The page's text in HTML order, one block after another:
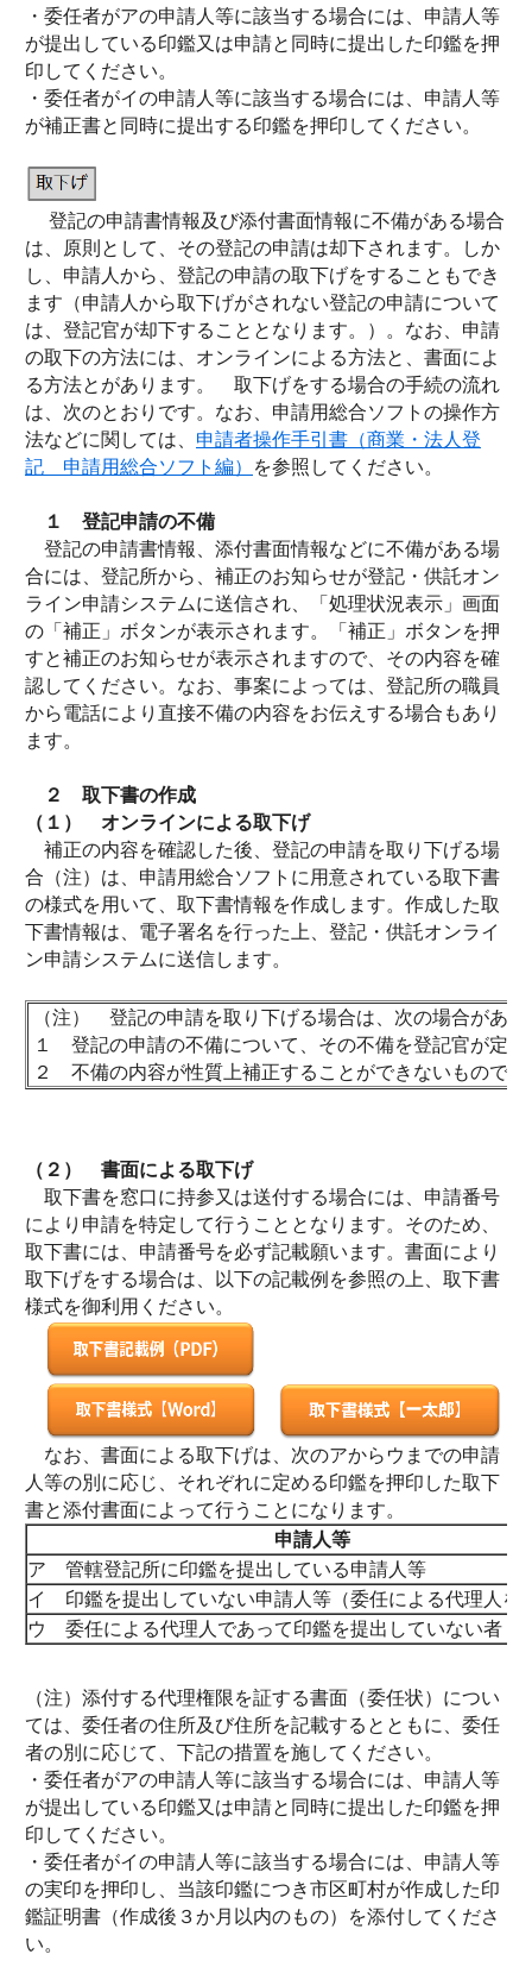
・委任者がアの申請人等に該当する場合には、申請人等
が提出している印鑑又は申請と同時に提出した印鑑を押
印してください。
・委任者がイの申請人等に該当する場合には、申請人等
が補正書と同時に提出する印鑑を押印してください。
登記の申請書情報及び添付書面情報に不備がある場合
は、原則として、その登記の申請は却下されます。しか
し、申請人から、登記の申請の取下げをすることもでき
ます（申請人から取下げがされない登記の申請について
は、登記官が却下することとなります。）。なお、申請
の取下の方法には、オンラインによる方法と、書面によ
る方法とがあります。 取下げをする場合の手続の流れ
は、次のとおりです。なお、申請用総合ソフトの操作方
法などに関しては、 申請者操作手引書（商業・法人登
記 申請用総合ソフト編）
を参照してください。
１ 登記申請の不備
登記の申請書情報、添付書面情報などに不備がある場
合には、登記所から、補正のお知らせが登記・供託オン
ライン申請システムに送信され、「処理状況表示」画面
の「補正」ボタンが表示されます。「補正」ボタンを押
すと補正のお知らせが表示されますので、その内容を確
認してください。なお、事案によっては、登記所の職員
から電話により直接不備の内容をお伝えする場合もあり
ます。
２ 取下書の作成
（１） オンラインによる取下げ
補正の内容を確認した後、登記の申請を取り下げる場
合（注）は、申請用総合ソフトに用意されている取下書
の様式を用いて、取下書情報を作成します。作成した取
下書情報は、電子署名を行った上、登記・供託オンライ
ン申請システムに送信します。
（注） 登記の申請を取り下げる場合は、次の場合があり
１ 登記の申請の不備について、その不備を登記官が定
２ 不備の内容が性質上補正することができないもので
（２） 書面による取下げ
取下書を窓口に持参又は送付する場合には、申請番号
により申請を特定して行うこととなります。そのため、
取下書には、申請番号を必ず記載願います。 書面により
取下げをする場合は、以下の記載例を参照の上、取下書
様式を御利用ください。
なお、書面による取下げは、次のアからウまでの申請
人等の別に応じ、それぞれに定める印鑑を押印した取下
書と添付書面によって行うことになります。
申請人等
ア 管轄登記所に印鑑を提出している申請人等
イ 印鑑を提出していない申請人等（委任による代理人を
ウ 委任による代理人であって印鑑を提出していない者
（注）添付する代理権限を証する書面（委任状）につい
ては、委任者の住所及び住所を記載するとともに、委任
者の別に応じて、下記の措置を施してください。
・委任者がアの申請人等に該当する場合には、申請人等
が提出している印鑑又は申請と同時に提出した印鑑を押
印してください。
・委任者がイの申請人等に該当する場合には、申請人等
の実印を押印し、当該印鑑につき市区町村が作成した印
鑑証明書（作成後３か月以内のもの）を添付してくださ
い。